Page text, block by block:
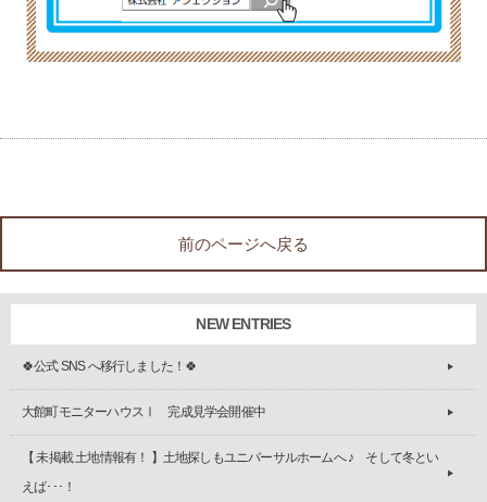
前のページへ戻る
NEW ENTRIES
🍀公式 SNS へ移行しました！🍀
大館町モニターハウスⅠ 完成見学会開催中
【 未掲載 土地情報有！ 】土地探しもユニバーサルホームへ ♪ そして冬とい
えば･･･！